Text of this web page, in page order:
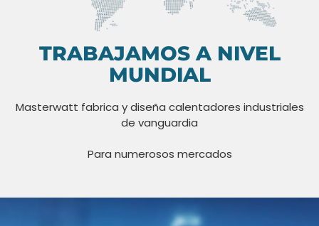
TRABAJAMOS A NIVEL
MUNDIAL
Masterwatt fabrica y diseña calentadores industriales
de vanguardia
Para numerosos mercados